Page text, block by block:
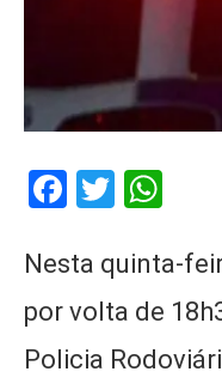
Facebook
Twitter
Nesta quinta-
por volta de
Policia